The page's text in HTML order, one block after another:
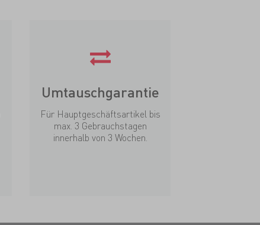
Umtauschgarantie
Für Hauptgeschäftsartikel bis
max. 3 Gebrauchstagen
innerhalb von 3 Wochen.